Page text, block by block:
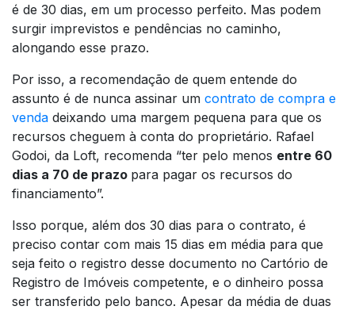
é de 30 dias, em um processo perfeito. Mas podem
surgir imprevistos e pendências no caminho,
alongando esse prazo.
Por isso, a recomendação de quem entende do
assunto é de nunca assinar um contrato de compra e
venda deixando uma margem pequena para que os
recursos cheguem à conta do proprietário. Rafael
Godoi, da Loft, recomenda “ter pelo menos entre 60
dias a 70 de prazo para pagar os recursos do
financiamento”.
Isso porque, além dos 30 dias para o contrato, é
preciso contar com mais 15 dias em média para que
seja feito o registro desse documento no Cartório de
Registro de Imóveis competente, e o dinheiro possa
ser transferido pelo banco. Apesar da média de duas